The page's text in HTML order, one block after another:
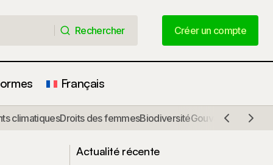
Rechercher
Créer un compte
Créer un compte
Français
| Projet Natura
Recrutement d'animateurs villageois à
Djoum, Mintom et Lomié | Projet Natura
climatiquesDroits des femmesBiodiversitéGouvernance
Actualité récente